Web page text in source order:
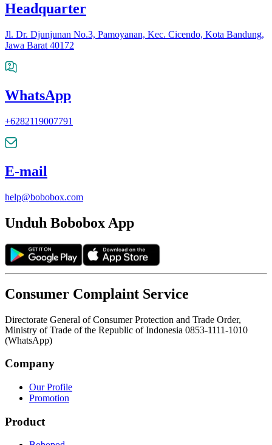
Headquarter
Jl. Dr. Djunjunan No.3, Pamoyanan, Kec. Cicendo, Kota Bandung,
Jawa Barat 40172
WhatsApp
+6282119007791
E-mail
help@bobobox.com
Unduh Bobobox App
Consumer Complaint Service
Directorate General of Consumer Protection and Trade Order,
Ministry of Trade of the Republic of Indonesia 0853-1111-1010
(WhatsApp)
Company
Our Profile
Promotion
Product